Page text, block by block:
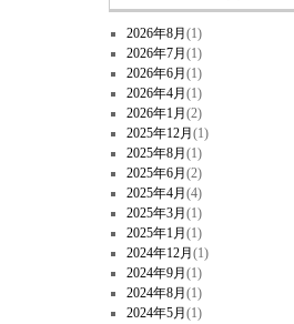
2026年8月 (1)
2026年7月 (1)
2026年6月 (1)
2026年4月 (1)
2026年1月 (2)
2025年12月 (1)
2025年8月 (1)
2025年6月 (2)
2025年4月 (4)
2025年3月 (1)
2025年1月 (1)
2024年12月 (1)
2024年9月 (1)
2024年8月 (1)
2024年5月 (1)